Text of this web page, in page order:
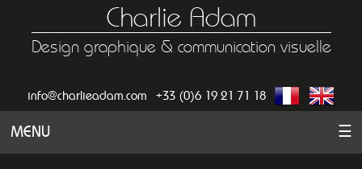
Charlie Adam
Design graphique & communication visuelle
info@charlieadam.com +33 (0)6 19 21 71 18
MENU ☰